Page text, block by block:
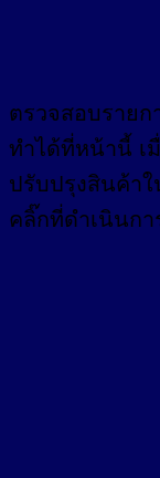
ตรวจสอบรายก
ทำได้ที่หน้านี้ เ
ปรับปรุงสินค้าใ
คลิ๊กที่ดำเนินกา